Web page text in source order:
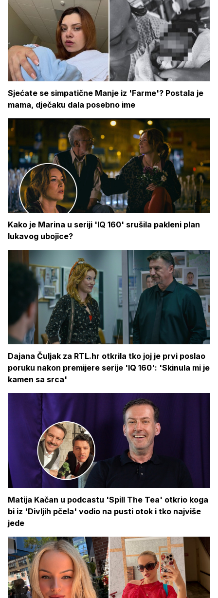
Sjećate se simpatične Manje iz 'Farme'? Postala je
mama, dječaku dala posebno ime
Kako je Marina u seriji 'IQ 160' srušila pakleni plan
lukavog ubojice?
Dajana Čuljak za RTL.hr otkrila tko joj je prvi poslao
poruku nakon premijere serije 'IQ 160': 'Skinula mi je
kamen sa srca'
Matija Kačan u podcastu 'Spill The Tea' otkrio koga
bi iz 'Divljih pčela' vodio na pusti otok i tko najviše
jede